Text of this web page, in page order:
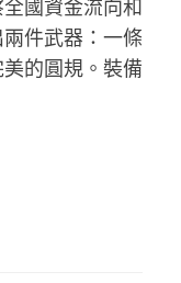
國資金流向和
件武器：一條
的圓規。裝備